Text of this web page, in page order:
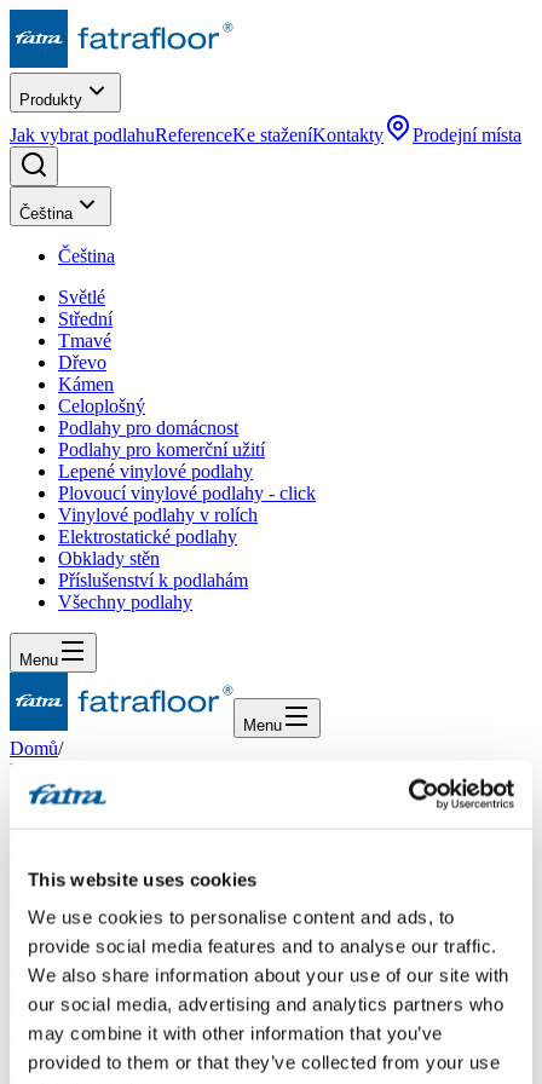
This website uses cookies
We use cookies to personalise content and ads, to
provide social media features and to analyse our traffic.
We also share information about your use of our site with
our social media, advertising and analytics partners who
may combine it with other information that you’ve
provided to them or that they’ve collected from your use
Produkty
Jak vybrat podlahuReferenceKe staženíKontakty Prodejní místa
Čeština
Čeština
Světlé
Střední
Tmavé
Dřevo
Kámen
Celoplošný
Podlahy pro domácnost
Podlahy pro komerční užití
Lepené vinylové podlahy
Plovoucí vinylové podlahy - click
Vinylové podlahy v rolích
Elektrostatické podlahy
Obklady stěn
Příslušenství k podlahám
Všechny podlahy
Menu
Menu
Domů/
Dotazy
Nová kolekce vs. virtuální showroom
Dobrý den, vybírala jsem si novou podlahu do svého bytu. I s
ohledem na vzor a typ dřeva, z jakého budou všecny interiérové
dveře s obložkami jsem si ze vzorníku vybrala cedr světlý 10105-4.
Vybrala jsem jej i na základě celkového pohledu na vzor ve vašem
virtuálním showroomu. Teď jsem zjistila, že od dubna máte novou
kolekci vzorů a výše uvedený cedr světlý již není v nabídce. Chtěla